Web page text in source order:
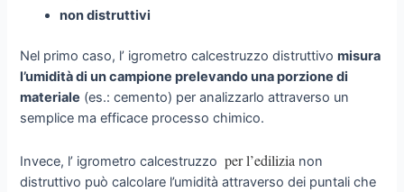
non distruttivi
Nel primo caso, l’ igrometro calcestruzzo distruttivomisura
l’umidità di un campione prelevando una porzione di
materiale (es.: cemento) per analizzarlo attraverso un
semplice ma efficace processo chimico.
Invece, l’ igrometro calcestruzzo per l’edilizia non
distruttivo può calcolare l’umidità attraverso dei puntali che